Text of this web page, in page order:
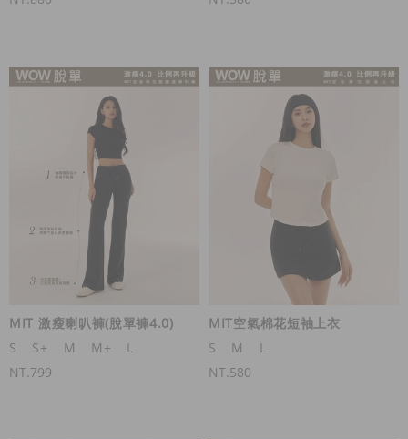
MIT 激瘦喇叭褲(脫單褲4.0)
S
S+ M M+
L
NT.799
MIT空氣棉花短袖上衣
S
M
L
NT.580